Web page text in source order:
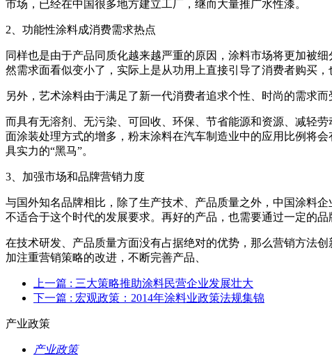
市场，已经在中国很多地方建立工厂，继而大量推广水性漆。
2、功能性涂料成消费需求热点
同样也是由于产品同质化越来越严重的原因，涂料市场将更加被
然需求面看似变小了，实际上是从功用上直接引导了消费者购买，
另外，艺术涂料由于满足了新一代消费者追求个性、时尚的需求而
而具有无溶剂、无污染、可回收、环保、节省能源和资源、减轻
面涂装处理方式的增多，粉末涂料在汽车制造业中的应用比例将
具实力的“黑马”。
3、加强市场和品牌营销力度
与国外知名品牌相比，除了生产技术、产品质量之外，中国涂料
不适合于这个时代的发展要求。再好的产品，也需要通过一定的
在技术研发、产品质量方面没有占据绝对的优势，那么营销方法
加注重营销策略的改进，不断完善产品、
上一篇 : 三大策略推助涂料民营企业发展壮大
下一篇 : 宏观政策：2014年涂料业政策法规集锦
产业政策
产业政策